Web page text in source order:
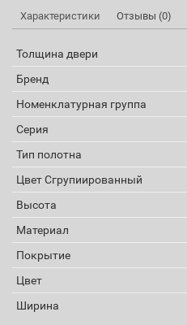
Характеристики Отзывы (0)
Толщина двери
Бренд
Номенклатурная группа
Серия
Тип полотна
Цвет Сгрупиированный
Высота
Материал
Покрытие
Цвет
Ширина